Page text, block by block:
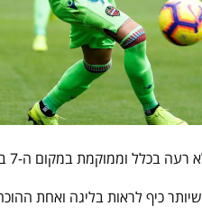
בכלל וממוקמת במקום ה-7 בטבלה.
כיף לראות בליגה ואחת